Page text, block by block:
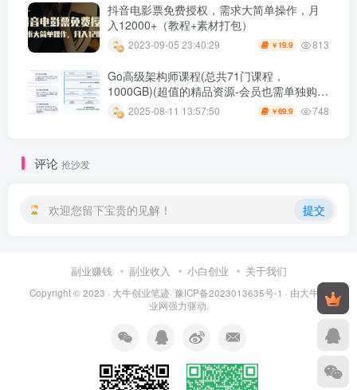
抖音电影票免费授权，需求大简单操作，月
入12000+（教程+素材打包）
2023-09-05 23:40:29 ￥ 19.9 813
Go高级架构师课程(总共71门课程，
1000GB)(超值的精品资源-会员也需单独购买
哦)
2025-08-11 13:57:50 ￥69.9 748
评论 抢沙发
欢迎您留下宝贵的见解！ 提交
副业赚钱 副业收入 小白创业 关于我们
Copyright © 2023 · 大牛创业笔迹· 豫ICP备2023013635号-1 · 由大牛创
业网强力驱动.